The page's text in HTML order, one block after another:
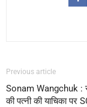
Previous article
Sonam Wangchuk :
की पत्नी की याचिका पर